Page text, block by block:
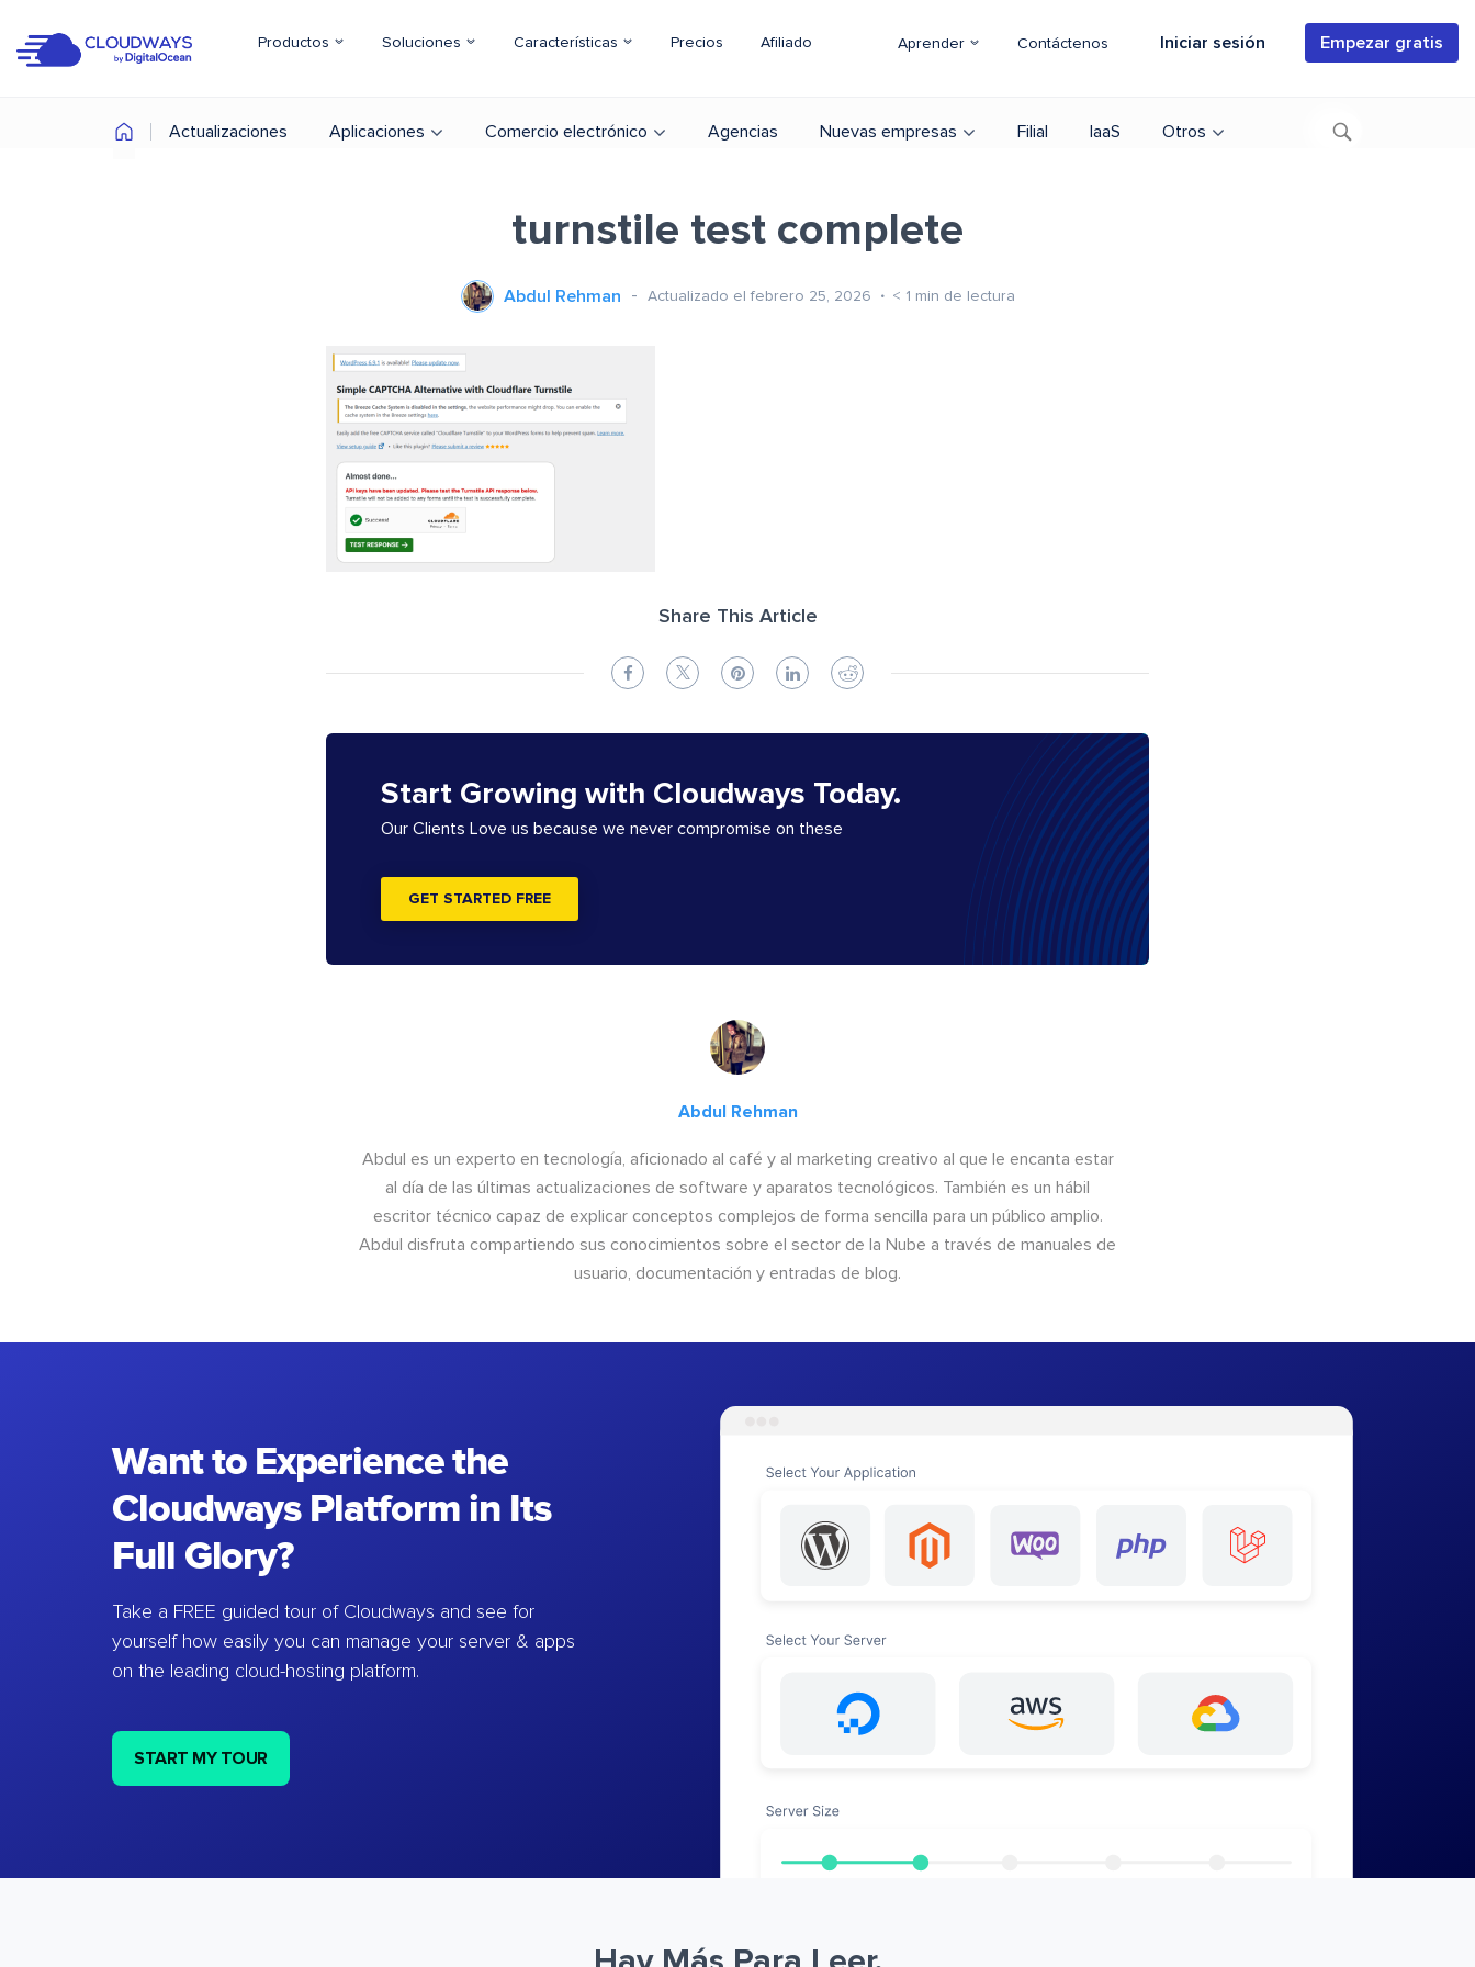
Productos Soluciones Características Precios Afiliado Aprender Contáctenos Iniciar sesión Empezar gratis
Actualizaciones Aplicaciones Comercio electrónico Agencias Nuevas empresas Filial IaaS Otros
turnstile test complete
Abdul Rehman Actualizado el febrero 25, 2026 < 1 min de lectura
Share This Article
Start Growing with Cloudways Today.
Our Clients Love us because we never compromise on these
GET STARTED FREE
Abdul Rehman
Abdul es un experto en tecnología, aficionado al café y al marketing creativo al que le encanta estar
al día de las últimas actualizaciones de software y aparatos tecnológicos. También es un hábil
escritor técnico capaz de explicar conceptos complejos de forma sencilla para un público amplio.
Abdul disfruta compartiendo sus conocimientos sobre el sector de la Nube a través de manuales de
usuario, documentación y entradas de blog.
Want to Experience the
Cloudways Platform in Its
Full Glory?
Take a FREE guided tour of Cloudways and see for
yourself how easily you can manage your server & apps
on the leading cloud-hosting platform.
START MY TOUR